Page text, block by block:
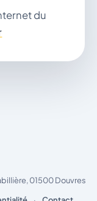
du
01500 Douvres